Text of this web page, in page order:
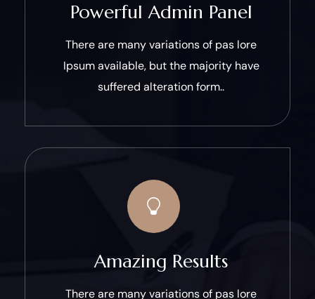
Powerful Admin Panel
There are many variations of pas lore
Ipsum available, but the majority have
suffered alteration form..
Amazing Results
There are many variations of pas lore